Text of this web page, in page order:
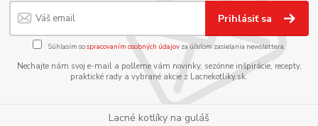
Prihlásiť sa
Súhlasím sospracovaním osobných údajov za účelom zasielania newslettera.
Nechajte nám svoj e-mail a pošleme vám novinky, sezónne inšpirácie, recepty,
praktické rady a vybrané akcie z Lacnekotliky.sk.
Lacné kotlíky na guláš